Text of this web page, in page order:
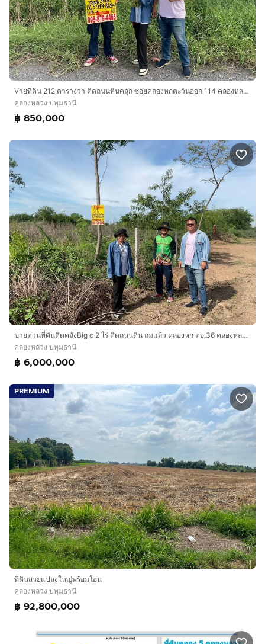
Vายที่ดิน 212 ตารางวา ติดถนนหินคลุก ซอยคลองหกตะวันออก 114 คลองหลวง ปทุมธานี
คลองหลวง ปทุมธานี
฿ 850,000
ขายด่วนที่ดินติดคลังBig c 2 ไร่ ติดถนนดิน ถมแล้ว คลองหก ตอ.36 คลองหลวง ปทุมธานี
คลองหลวง ปทุมธานี
฿ 6,000,000
PREMIUM
ที่ดินสวยแปลงใหญ่พร้อมโอน
คลองหลวง ปทุมธานี
฿ 92,800,000